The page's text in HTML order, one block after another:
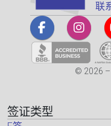
联
© 2026 –
签证类型